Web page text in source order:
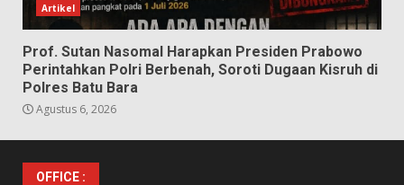
Artikel
Prof. Sutan Nasomal Harapkan Presiden Prabowo
Perintahkan Polri Berbenah, Soroti Dugaan Kisruh di
Polres Batu Bara
Agustus 6, 2026
OFFICE :